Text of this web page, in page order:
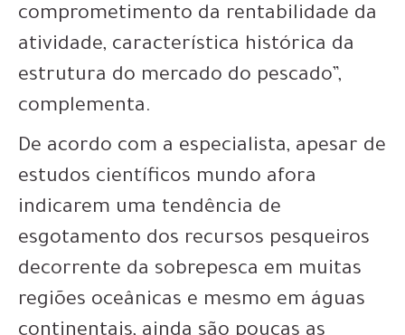
comprometimento da rentabilidade da
atividade, característica histórica da
estrutura do mercado do pescado”,
complementa.
De acordo com a especialista, apesar de
estudos científicos mundo afora
indicarem uma tendência de
esgotamento dos recursos pesqueiros
decorrente da sobrepesca em muitas
regiões oceânicas e mesmo em águas